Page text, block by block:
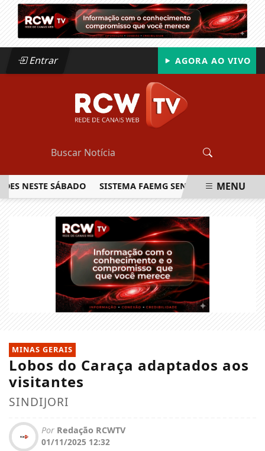
Entrar AGORA AO VIVO
SÁBADO SISTEMA FAEMG SENAR LANÇA O PRIMEIRO
MENU
MINAS GERAIS
Lobos do Caraça adaptados aos
visitantes
SINDIJORI
Por Redação RCWTV
01/11/2025 12:32